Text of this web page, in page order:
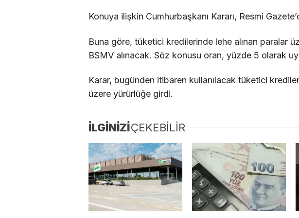
Konuya ilişkin Cumhurbaşkanı Kararı, Resmi
Buna göre, tüketici kredilerinde lehe alınan paralar
BSMV alınacak. Söz konusu oran, yüzde 5 olarak
Karar, bugünden itibaren kullanılacak tüketici
üzere yürürlüğe girdi.
İLGİNİZİÇEKEBİLİR